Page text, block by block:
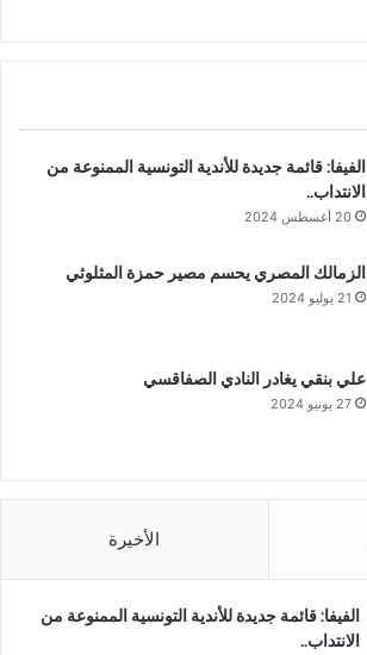
الفيفا: قائمة جديدة للأندية التونسية الممنوعة من
الانتداب..
20 أغسطس 2024
الزمالك المصري يحسم مصير حمزة المثلوثي
21 يوليو 2024
علي بنقي يغادر النادي الصفاقسي
27 يونيو 2024
الأخيرة
الفيفا: قائمة جديدة للأندية التونسية الممنوعة من
الانتداب..